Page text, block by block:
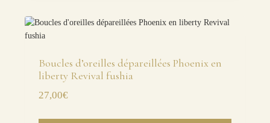
Boucles d’oreilles dépareillées Phoenix en
liberty Revival fushia
27,00€